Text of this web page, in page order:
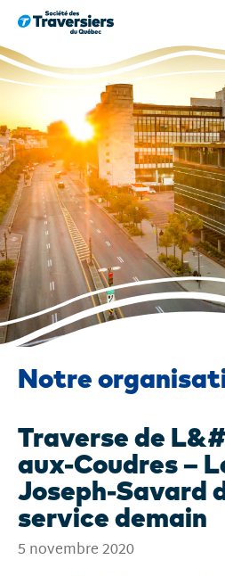
Passer
au
contenu
Notre
Traverse de
aux-Coudres –
Joseph-Savard
service demain
5 novembre 2020